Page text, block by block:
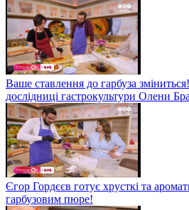
Ваше ставлення до гарбуза
дослідниці гастрокультури Олени
Єгор Гордєєв готує хрусткі та
гарбузовим пюре!